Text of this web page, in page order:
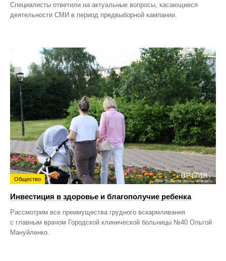
Специалисты ответили на актуальные вопросы, касающиеся
деятельности СМИ в период предвыборной кампании.
Общество
Инвестиция в здоровье и благополучие ребенка
Рассмотрим все преимущества грудного вскармливания
с главным врачом Городской клинической больницы №40 Ольгой
Мануйленко.